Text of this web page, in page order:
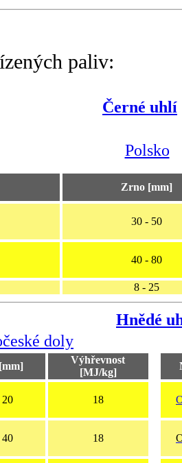
paliv:
Černé uhlí
Polsko
Zrno [mm]
30 - 50
40 - 80
8 - 25
Hnědé
doly
Výhřevnost
[MJ/kg]
20 18
40 18